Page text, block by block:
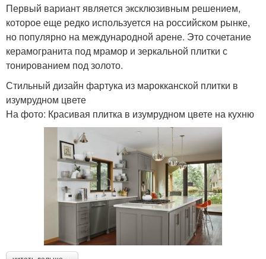
Первый вариант является эксклюзивным решением,
которое еще редко используется на российском рынке,
но популярно на международной арене. Это сочетание
керамогранита под мрамор и зеркальной плитки с
тонированием под золото.
Стильный дизайн фартука из марокканской плитки в
изумрудном цвете
На фото: Красивая плитка в изумрудном цвете на кухню